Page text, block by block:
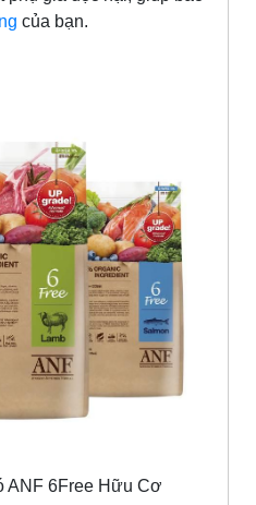
của bạn.
ANF 6Free Hữu Cơ